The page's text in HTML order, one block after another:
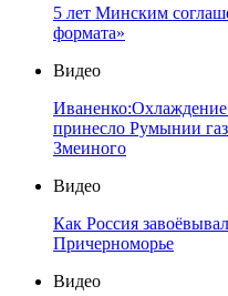
5 лет Минским
формата»
Видео
принесло Румынии
Змеиного
Видео
Как Россия
Причерноморье
Видео